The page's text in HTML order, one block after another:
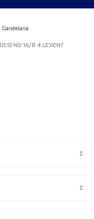
NO:16/B 4.LEVENT